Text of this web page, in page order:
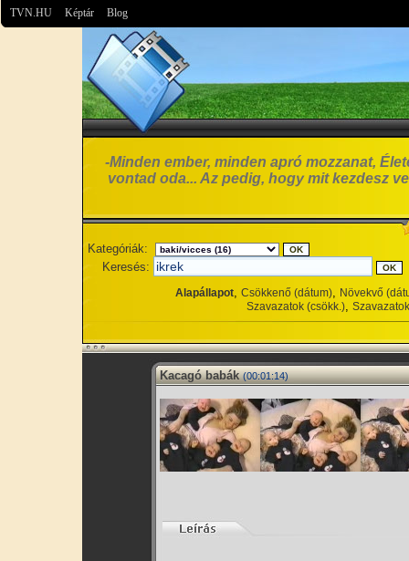
TVN.HU Képtár Blog
-Minden ember, minden apró mozzanat,
vontad oda... Az pedig, hogy mit kezdesz
Kategóriák:
Keresés:
Alapállapot, Csökkenő (dátum), Növekvő
Szavazatok (csökk.),
Kacagó babák (00:01:14)